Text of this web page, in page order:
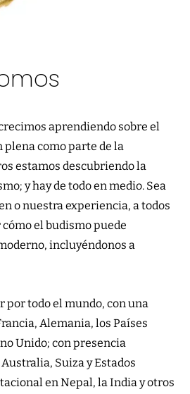
aprendiendo sobre el
plena como parte de la
estamos descubriendo la
y hay de todo en medio. Sea
o nuestra experiencia, a todos
el budismo puede
incluyéndonos a
por todo el mundo, con una
Alemania, los Países
Unido; con presencia
Suiza y Estados
en Nepal, la India y otros